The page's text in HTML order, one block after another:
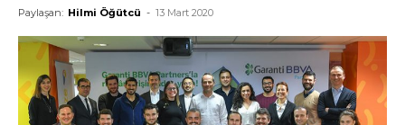
Paylaşan: Hilmi Öğütcü - 13 Mart 2020